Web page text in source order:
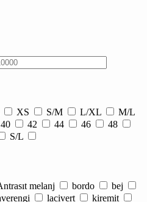
XS S/M L/XL
M/L
40 42 44 46
48
S/L
melanj bordo
bej
lacivert
kiremit